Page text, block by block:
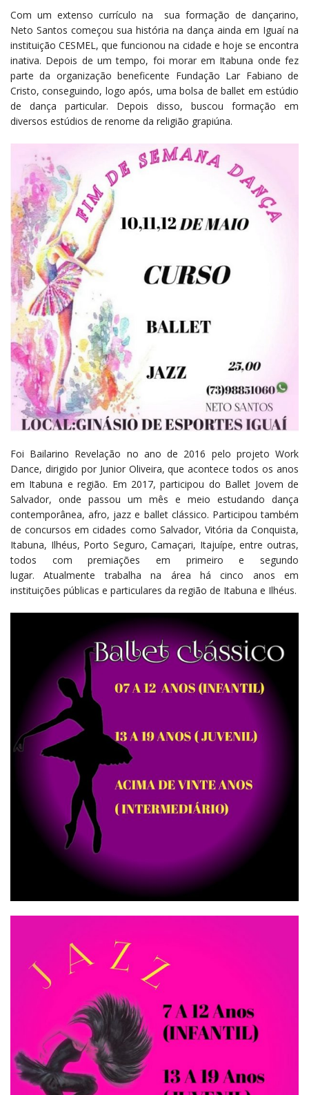
Com um extenso currículo na sua formação de dançarino,
Neto Santos começou sua história na dança ainda em Iguaí na
instituição CESMEL, que funcionou na cidade e hoje se encontra
inativa. Depois de um tempo, foi morar em Itabuna onde fez
parte da organização beneficente Fundação Lar Fabiano de
Cristo, conseguindo, logo após, uma bolsa de ballet em estúdio
de dança particular. Depois disso, buscou formação em
diversos estúdios de renome da religião grapiúna.
Foi Bailarino Revelação no ano de 2016 pelo projeto Work
Dance, dirigido por Junior Oliveira, que acontece todos os anos
em Itabuna e região. Em 2017, participou do Ballet Jovem de
Salvador, onde passou um mês e meio estudando dança
contemporânea, afro, jazz e ballet clássico. Participou também
de concursos em cidades como Salvador, Vitória da Conquista,
Itabuna, Ilhéus, Porto Seguro, Camaçari, Itajuípe, entre outras,
todos com premiações em primeiro e segundo
lugar. Atualmente trabalha na área há cinco anos em
instituições públicas e particulares da região de Itabuna e Ilhéus.